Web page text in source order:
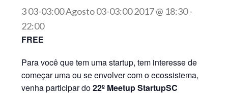
3 03-03:00 Agosto 03-03:00 2017 @ 18:30-
22:00
FREE
Para você que tem uma startup, tem interesse de
começar uma ou se envolver com o ecossistema,
venha participar do22º Meetup StartupSC